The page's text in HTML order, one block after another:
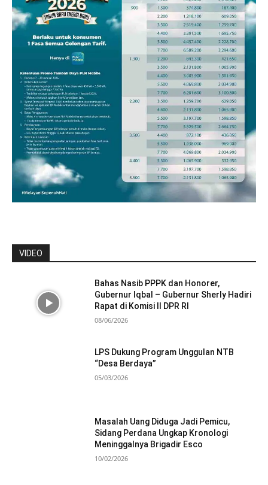
VIDEO
Bahas Nasib PPPK dan Honorer,
Gubernur Iqbal – Gubernur Sherly Hadiri
Rapat di Komisi II DPR RI
08/06/2026
LPS Dukung Program Unggulan NTB
“Desa Berdaya”
05/03/2026
Masalah Uang Diduga Jadi Pemicu,
Sidang Perdana Ungkap Kronologi
Meninggalnya Brigadir Esco
10/02/2026